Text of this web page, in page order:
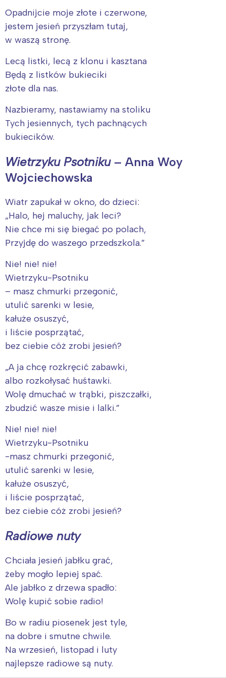
Opadnijcie moje złote i czerwone,
jestem jesień przyszłam tutaj,
w waszą stronę.
Lecą listki, lecą z klonu i kasztana
Będą z listków bukieciki
złote dla nas.
Nazbieramy, nastawiamy na stoliku
Tych jesiennych, tych pachnących
bukiecików.
Wietrzyku Psotniku– Anna Woy
Wojciechowska
Wiatr zapukał w okno, do dzieci:
„Halo, hej maluchy, jak leci?
Nie chce mi się biegać po polach,
Przyjdę do waszego przedszkola.”
Nie! nie! nie!
Wietrzyku-Psotniku
– masz chmurki przegonić,
utulić sarenki w lesie,
kałuże osuszyć,
i liście posprzątać,
bez ciebie cóż zrobi jesień?
„A ja chcę rozkręcić zabawki,
albo rozkołysać huśtawki.
Wolę dmuchać w trąbki, piszczałki,
zbudzić wasze misie i lalki.”
Nie! nie! nie!
Wietrzyku-Psotniku
-masz chmurki przegonić,
utulić sarenki w lesie,
kałuże osuszyć,
i liście posprzątać,
bez ciebie cóż zrobi jesień?
Radiowe nuty
Chciała jesień jabłku grać,
żeby mogło lepiej spać.
Ale jabłko z drzewa spadło:
Wolę kupić sobie radio!
Bo w radiu piosenek jest tyle,
na dobre i smutne chwile.
Na wrzesień, listopad i luty
najlepsze radiowe są nuty.